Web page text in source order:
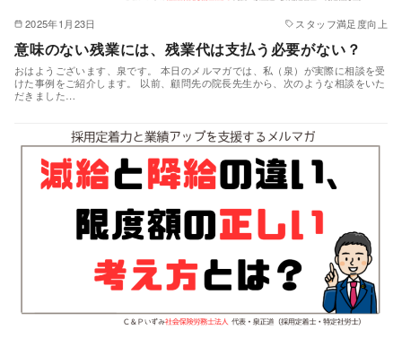
2025年1月23日 スタッフ満足度向上
意味のない残業には、残業代は支払う必要がない？
おはようございます、泉です。 本日のメルマガでは、私（泉）が実際に相談を受
けた事例をご紹介します。 以前、顧問先の院長先生から、次のような相談をいた
だきました…